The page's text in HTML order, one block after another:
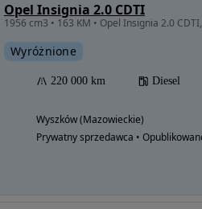
Opel Insignia 2.0 CDTI
1956 cm3 • 163 KM • Opel Insignia 2.0
Wyróżnione
220 000 km Diesel
Wyszków (Mazowieckie)
Prywatny sprzedawca •